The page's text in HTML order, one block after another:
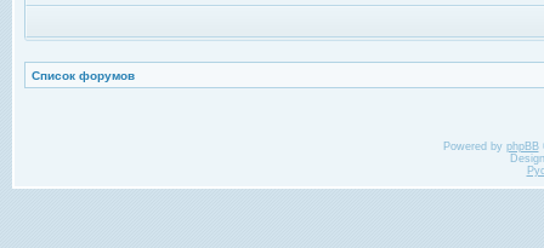
Список форумов
Powered by phpBB